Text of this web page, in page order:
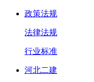
政策法规
法律法规
行业标准
河北二建